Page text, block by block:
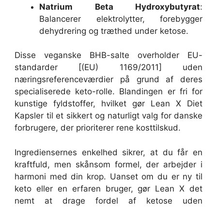
Natrium Beta Hydroxybutyrat:
Balancerer elektrolytter, forebygger
dehydrering og træthed under ketose.
Disse veganske BHB-salte overholder EU-
standarder [(EU) 1169/2011] uden
næringsreferenceværdier på grund af deres
specialiserede keto-rolle. Blandingen er fri for
kunstige fyldstoffer, hvilket gør Lean X Diet
Kapsler til et sikkert og naturligt valg for danske
forbrugere, der prioriterer rene kosttilskud.
Ingrediensernes enkelhed sikrer, at du får en
kraftfuld, men skånsom formel, der arbejder i
harmoni med din krop. Uanset om du er ny til
keto eller en erfaren bruger, gør Lean X det
nemt at drage fordel af ketose uden